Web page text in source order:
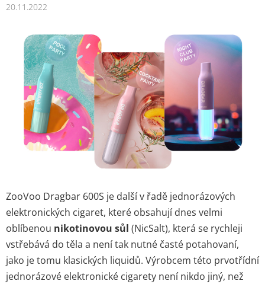
20.11.2022
ZooVoo Dragbar 600S je další v řadě jednorázových
elektronických cigaret, které obsahují dnes velmi
oblíbenou nikotinovou sůl (NicSalt), která se rychleji
vstřebává do těla a není tak nutné časté potahovaní,
jako je tomu klasických liquidů. Výrobcem této prvotřídní
jednorázové elektronické cigarety není nikdo jiný, než